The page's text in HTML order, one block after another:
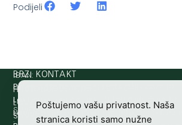
Podijeli
HRVATSKI
LOVAČKI
SAVEZ
IBAN:
HR8124020061100501497
SWIFT/BIC
BRZI KONTAKT
Prijava štete:
Lovne iskaznice:
rh.moc.slh
@acinzaksi
Lovno osposobljavanje:
rh.ude-slh
@ofni
Poštujemo vašu privatnost. Naša
stranica koristi samo nužne